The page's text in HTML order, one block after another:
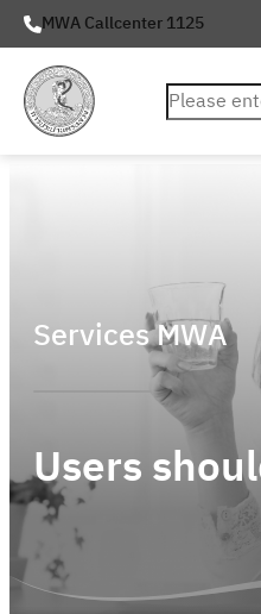
MWA Callcenter 1125
ค้นหา
Services MWA
Users